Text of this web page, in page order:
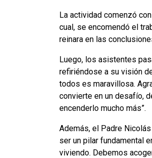
La actividad comenzó
cual, se encomendó el
reinara en las
Luego, los asistentes
refiriéndose a su visión
todos es maravillosa.
convierte en un desafío,
encenderlo mucho más”.
Además, el Padre
ser un pilar fundamental
viviendo. Debemos